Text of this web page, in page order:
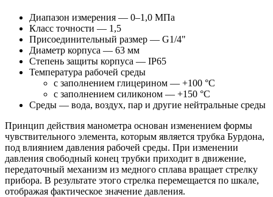
Диапазон измерения — 0–1,0 МПа
Класс точности — 1,5
Присоединительный размер — G1/4"
Диаметр корпуса — 63 мм
Степень защиты корпуса — IP65
Температура рабочей среды
с заполнением глицерином — +100 °C
с заполнением силиконом — +150 °C
Среды — вода, воздух, пар и другие нейтральные среды
Принцип действия манометра основан изменением формы
чувствительного элемента, которым является трубка Бурдона,
под влиянием давления рабочей среды. При изменении
давления свободный конец трубки приходит в движение,
передаточный механизм из медного сплава вращает стрелку
прибора. В результате этого стрелка перемещается по шкале,
отображая фактическое значение давления.